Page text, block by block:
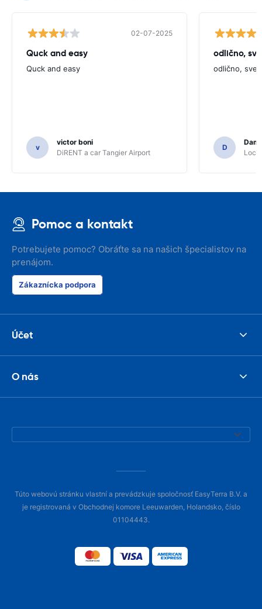
02-07-2025
Quck and easy
Quck and easy
v
victor boni
DiRENT a car Tangier Airport
odlično,
odlično, sve
D
Pomoc a kontakt
Potrebujete pomoc? Obráťte sa na našich špecialistov na
prenájom.
Zákaznícka podpora
Účet
O nás
Túto webovú stránku vlastní a prevádzkuje spoločnosť EasyTerra B.V. a
je registrovaná v Obchodnej komore Leeuwarden, Holandsko, číslo
01104443.